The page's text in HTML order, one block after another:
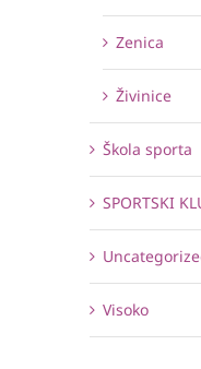
Zenica
Živinice
Škola sporta
SPORTSKI
Visoko